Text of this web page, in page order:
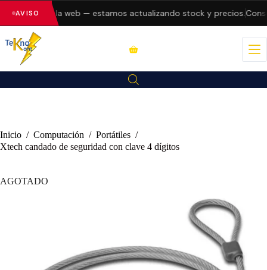
AVISO
errores en la web — estamos actualizando stock y precios.
Inicio / Computación / Portátiles /
Xtech candado de seguridad con clave 4 dígitos
AGOTADO